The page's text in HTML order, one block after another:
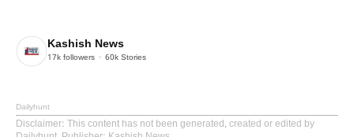
Kashish News
17k followers 60k Stories
Dailyhunt
Disclaimer: This content has not been generated, created or edited by